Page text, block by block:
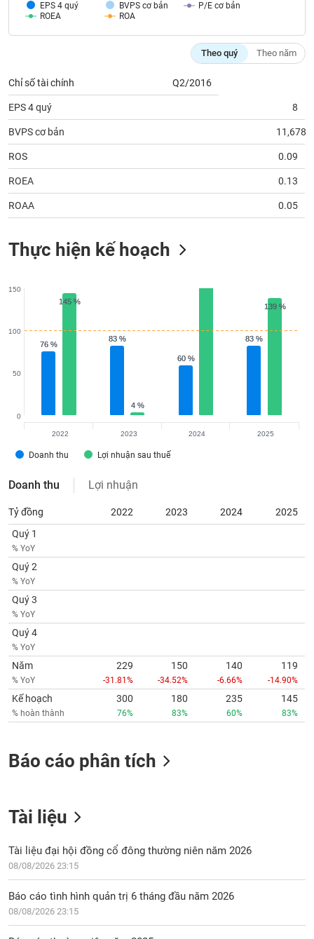
EPS 4 quý BVPS cơ bản
P/E cơ bản
ROEA
ROA
Theo quý Theo năm
Chỉ số tài chính Q2/2016
EPS 4 quý 8
BVPS cơ bản 11,678
ROS 0.09
ROEA 0.13
ROAA 0.05
Thực hiện kế hoạch
76 %
76 %
83 %
83 %
60 %
60 %
83 %
83 %
145 %
145 %
4 %
4 %
139 %
139 %
Doanh thu Lợi nhuận sau thuế
0
50
100
150
2022 2023 2024 2025
Doanh thu Lợi nhuận
Tỷ đồng 2022 2023 2024
2025
Quý 1
% YoY
Quý 2
% YoY
Quý 3
% YoY
Quý 4
% YoY
Năm
% YoY
229
-31.81%
150
-34.52%
140
-6.66%
119
-14.90%
Kế hoạch
% hoàn thành
300
76%
180
83%
235
60%
145
83%
Báo cáo phân tích
Tài liệu
Tài liệu đại hội đồng cổ đông thường niên năm 2026
08/08/2026 23:15
Báo cáo tình hình quản trị 6 tháng đầu năm 2026
08/08/2026 23:15
chính